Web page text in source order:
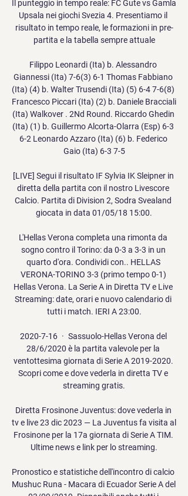
Il punteggio in tempo reale: FC Gute vs Gamla
Upsala nei giochi Svezia 4. Presentiamo il
risultato in tempo reale, le formazioni in pre-
partita e la tabella sempre attuale
Filippo Leonardi (Ita) b. Alessandro
Giannessi (Ita) 7-6(3) 6-1 Thomas Fabbiano
(Ita) (4) b. Walter Trusendi (Ita) (5) 6-4 7-6(8)
Francesco Piccari (Ita) (2) b. Daniele Bracciali
(Ita) Walkover . 2Nd Round. Riccardo Ghedin
(Ita) (1) b. Guillermo Alcorta-Olarra (Esp) 6-3
6-2 Leonardo Azzaro (Ita) (6) b. Federico
Gaio (Ita) 6-3 7-5
[LIVE] Segui il risultato IF Sylvia IK Sleipner in
diretta della partita con il nostro Livescore
Calcio. Partita di Division 2, Sodra Svealand
giocata in data 01/05/18 15:00.
L'Hellas Verona completa una rimonta da
sogno contro il Torino: da 0-3 a 3-3 in un
quarto d'ora. Condividi con.. HELLAS
VERONA-TORINO 3-3 (primo tempo 0-1)
Hellas Verona. La Serie A in Diretta TV e Live
Streaming: date, orari e nuovo calendario di
tutti i match. IERI A 23:00.
2020-7-16 · Sassuolo-Hellas Verona del
28/6/2020 è la partita valevole per la
ventottesima giornata di Serie A 2019-2020.
Scopri come e dove vederla in diretta TV e
streaming gratis.
Diretta Frosinone Juventus: dove vederla in
tv e live 23 dic 2023 — La Juventus fa visita al
Frosinone per la 17a giornata di Serie A TIM.
Ultime news e link per lo streaming.
Pronostico e statistiche dell'incontro di calcio
Mushuc Runa - Macara di Ecuador Serie A del